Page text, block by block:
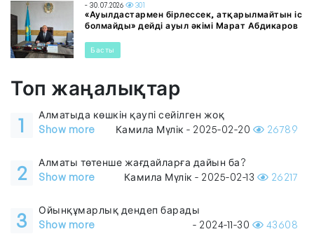
- 30.07.2026 301
«Ауылдастармен бірлессек, атқарылмайтын іс
болмайды» дейді ауыл әкімі Марат Абдикаров
Басты
Топ жаңалықтар
1
Алматыда көшкін қаупі сейілген жоқ
Show more
Камила Мүлік - 2025-02-20 26789
2
Алматы төтенше жағдайларға дайын ба?
Show more
Камила Мүлік - 2025-02-13 26217
3
Ойынқұмарлық дендеп барады
Show more
- 2024-11-30 43608